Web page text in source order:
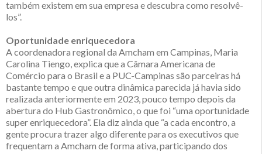
também existem em sua empresa e descubra como resolvê-
los”.
Oportunidade enriquecedora
A coordenadora regional da Amcham em Campinas, Maria
Carolina Tiengo, explica que a Câmara Americana de
Comércio para o Brasil e a PUC-Campinas são parceiras há
bastante tempo e que outra dinâmica parecida já havia sido
realizada anteriormente em 2023, pouco tempo depois da
abertura do Hub Gastronômico, o que foi “uma oportunidade
super enriquecedora”. Ela diz ainda que “a cada encontro, a
gente procura trazer algo diferente para os executivos que
frequentam a Amcham de forma ativa, participando dos